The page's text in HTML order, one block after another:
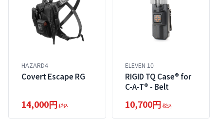
HAZARD4
Covert Escape RG
14,000円税込
ELEVEN 10
RIGID TQ Case® for
C-A-T® - Belt
10,700円税込